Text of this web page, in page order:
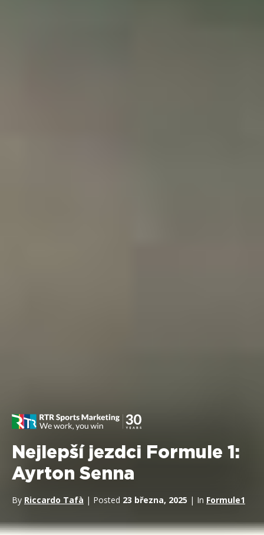
Nejlepší jezdci Formule 1:
Ayrton Senna
By Riccardo Tafà | Posted 23 března, 2025 | In Formule1